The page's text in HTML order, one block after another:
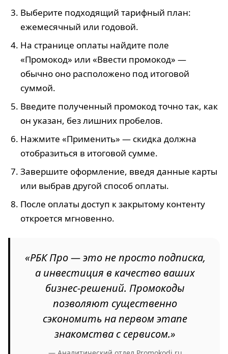
Выберите подходящий тарифный план:
ежемесячный или годовой.
На странице оплаты найдите поле
«Промокод» или «Ввести промокод» —
обычно оно расположено под итоговой
суммой.
Введите полученный промокод точно так, как
он указан, без лишних пробелов.
Нажмите «Применить» — скидка должна
отобразиться в итоговой сумме.
Завершите оформление, введя данные карты
или выбрав другой способ оплаты.
После оплаты доступ к закрытому контенту
откроется мгновенно.
«РБК Про — это не просто подписка,
а инвестиция в качество ваших
бизнес-решений. Промокоды
позволяют существенно
сэкономить на первом этапе
знакомства с сервисом.»